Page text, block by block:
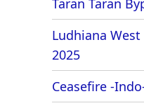
Taran Taran
Ludhiana
2025
Ceasefire -